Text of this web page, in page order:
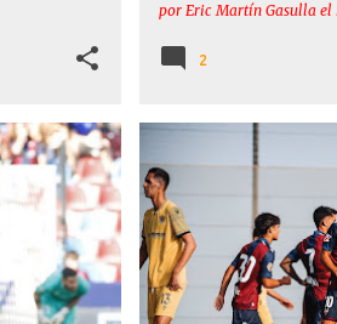
por Eric Martín Gasulla el
2
+
AMISTOSOS ÁNGEL